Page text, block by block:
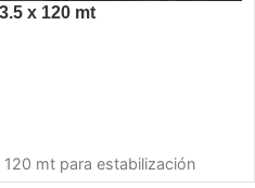
x 120 mt
mt para estabilización